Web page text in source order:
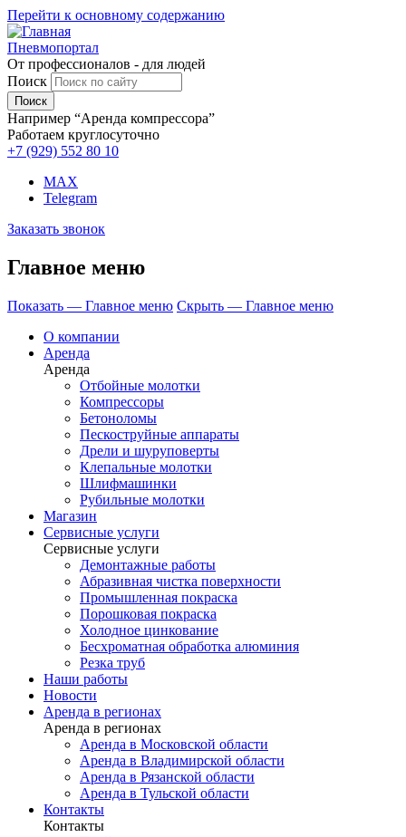
Перейти к основному содержанию
Пневмопортал
От профессионалов - для людей
Поиск
Например “Аренда компрессора”
Работаем круглосуточно
+7 (929) 552 80 10
MAX
Telegram
Заказать звонок
Главное меню
Показать — Главное меню Скрыть — Главное меню
О компании
Аренда
Аренда
Отбойные молотки
Компрессоры
Бетоноломы
Пескоструйные аппараты
Дрели и шуруповерты
Клепальные молотки
Шлифмашинки
Рубильные молотки
Магазин
Сервисные услуги
Сервисные услуги
Демонтажные работы
Абразивная чистка поверхности
Промышленная покраска
Порошковая покраска
Холодное цинкование
Бесхроматная обработка алюминия
Резка труб
Наши работы
Новости
Аренда в регионах
Аренда в регионах
Аренда в Московской области
Аренда в Владимирской области
Аренда в Рязанской области
Аренда в Тульской области
Контакты
Контакты